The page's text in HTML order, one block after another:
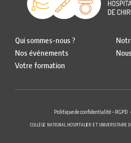
Qui sommes-nous ?
Nos événements
Votre formation
Politique de confidentialité – RGPD
COLLÈGE NATIONAL HOSPITALIER ET UNIVERSITAIRE